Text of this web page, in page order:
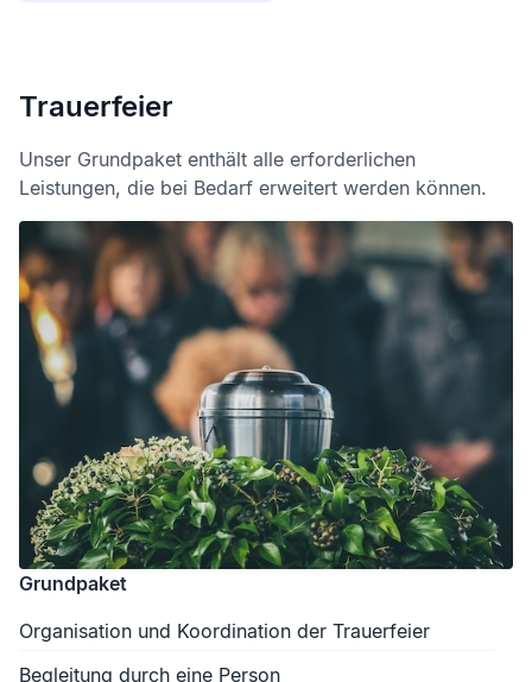
Trauerfeier
Unser Grundpaket enthält alle erforderlichen
Leistungen, die bei Bedarf erweitert werden können.
Grundpaket
Organisation und Koordination der Trauerfeier
Begleitung durch eine Person